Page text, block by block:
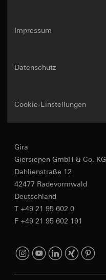
Impressum
Datenschutz
Cookie-Einstellungen
Gira
Giersiepen GmbH & Co. KG
Dahlienstraße 12
42477 Radevormwald
Deutschland
T +49 21 95 602 0
F +49 21 95 602 191